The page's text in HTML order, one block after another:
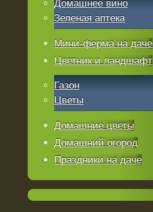
Домашнее вино
Зеленая аптека
Мини-ферма на даче
Цветник и ландшафт
Газон
Цветы
Домашние цветы
Домашний огород
Праздники на даче